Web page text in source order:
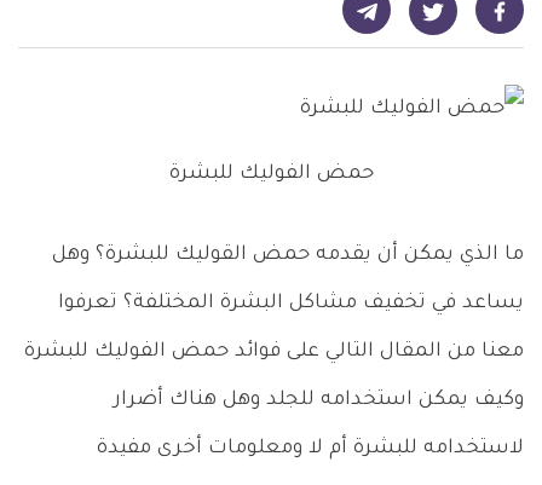
حمض الفوليك للبشرة
ما الذي يمكن أن يقدمه حمض القوليك للبشرة؟ وهل
يساعد في تخفيف مشاكل البشرة المختلفة؟ تعرفوا
معنا من المقال التالي على فوائد حمض الفوليك للبشرة
وكيف يمكن استخدامه للجلد وهل هناك أضرار
لاستخدامه للبشرة أم لا ومعلومات أخرى مفيدة